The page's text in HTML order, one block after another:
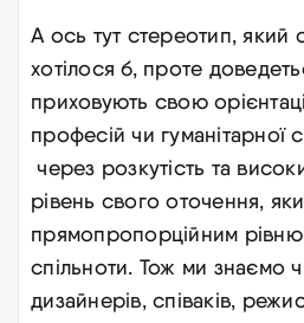
А ось тут стереотип, який
хотілося б, проте
приховують свою
професій чи гуманітарної
через розкутість та
рівень свого оточення,
прямопропорційним рівню
спільноти. Тож ми знаємо
дизайнерів, співаків,